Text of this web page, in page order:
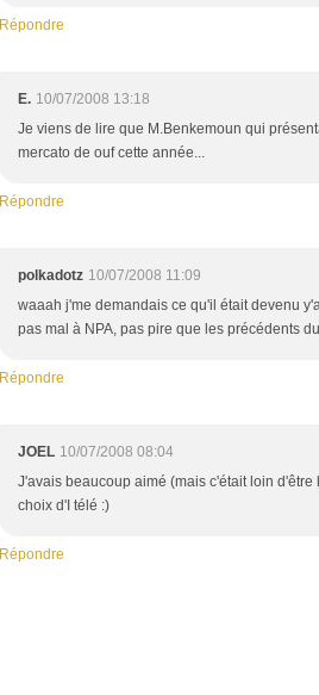
Répondre
E. 10/07/2008 13:18
Je viens de lire que M.Benkemoun qui
mercato de ouf cette année...
Répondre
polkadotz 10/07/2008 11:09
waaah j'me demandais ce qu'il était devenu
pas mal à NPA, pas pire que les précédents
Répondre
JOEL 10/07/2008 08:04
J'avais beaucoup aimé (mais c'était loin
choix d'I télé :)
Répondre